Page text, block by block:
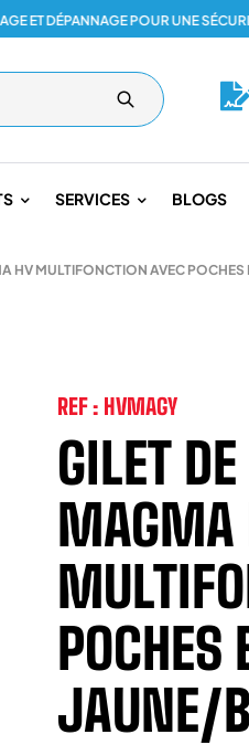
DÉPANNAGE POUR UNE SÉCURITÉ
SERVICES BLOGS
HV MULTIFONCTION AVEC
REF : HVMAGY
GILET
MAGMA
POCHES
JAUNE/